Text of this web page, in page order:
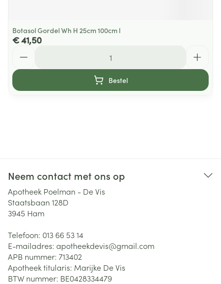
Botasol Gordel Wh H 25cm 100cm l
€ 41,50
Bestel
Neem contact met ons op
Apotheek Poelman - De Vis
Staatsbaan 128D
3945 Ham
Telefoon: 013 66 53 14
E-mailadres: apotheekdevis@gmail.com
APB nummer: 713402
Apotheek titularis: Marijke De Vis
BTW nummer: BE0428334479